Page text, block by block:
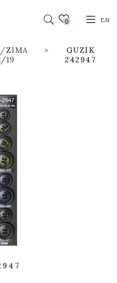
0 EN
ZIMA
19
GUZIK
242947